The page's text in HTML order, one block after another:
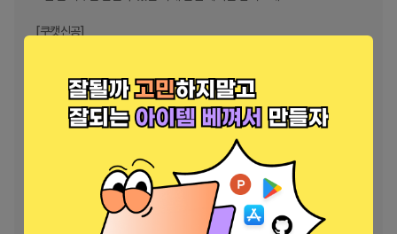
[쿠캣신공]
[앱 접근 권한 안내]
2017년 3월 23일 부터 시행된 정보통신망법에 따라 쿠캣 서비스 이용
▶필수 접근 권한
- 기기ID : 서비스 오류 대응 확인
▶선택 접근 권한